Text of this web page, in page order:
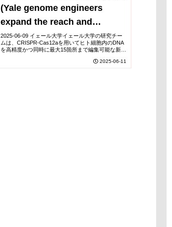
(Yale genome engineers
expand the reach and
precision of human gene
editing)
2025-06-09 イェール大学イェール大学の研究チー
ムは、CRISPR-Cas12aを用いてヒト細胞内のDNA
を高精度かつ同時に最大15箇所まで編集可能な新技
2025-06-11